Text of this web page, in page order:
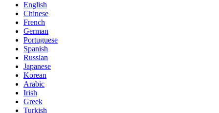
English
Chinese
French
German
Portuguese
Spanish
Russian
Japanese
Korean
Arabic
Irish
Greek
Turkish